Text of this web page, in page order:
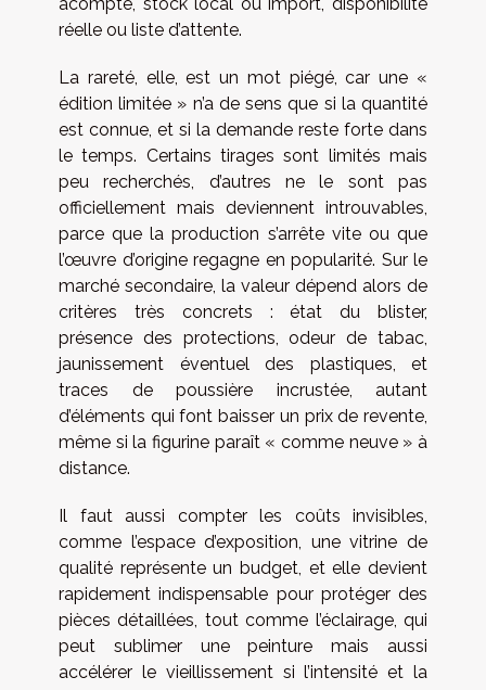
réelle ou liste d’attente.
La rareté, elle, est un mot piégé, car une «
édition limitée » n’a de sens que si la quantité
est connue, et si la demande reste forte dans
le temps. Certains tirages sont limités mais
peu recherchés, d’autres ne le sont pas
officiellement mais deviennent introuvables,
parce que la production s’arrête vite ou que
l’œuvre d’origine regagne en popularité. Sur le
marché secondaire, la valeur dépend alors de
critères très concrets : état du blister,
présence des protections, odeur de tabac,
jaunissement éventuel des plastiques, et
traces de poussière incrustée, autant
d’éléments qui font baisser un prix de revente,
même si la figurine paraît « comme neuve » à
distance.
Il faut aussi compter les coûts invisibles,
comme l’espace d’exposition, une vitrine de
qualité représente un budget, et elle devient
rapidement indispensable pour protéger des
pièces détaillées, tout comme l’éclairage, qui
peut sublimer une peinture mais aussi
accélérer le vieillissement si l’intensité et la